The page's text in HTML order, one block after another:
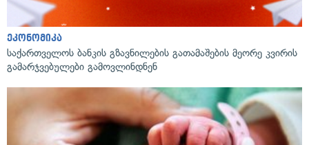
ეკონომიკა
საქართველოს ბანკის გზავნილების გათამაშების მეორე კვირის
გამარჯვებულები გამოვლინდნენ